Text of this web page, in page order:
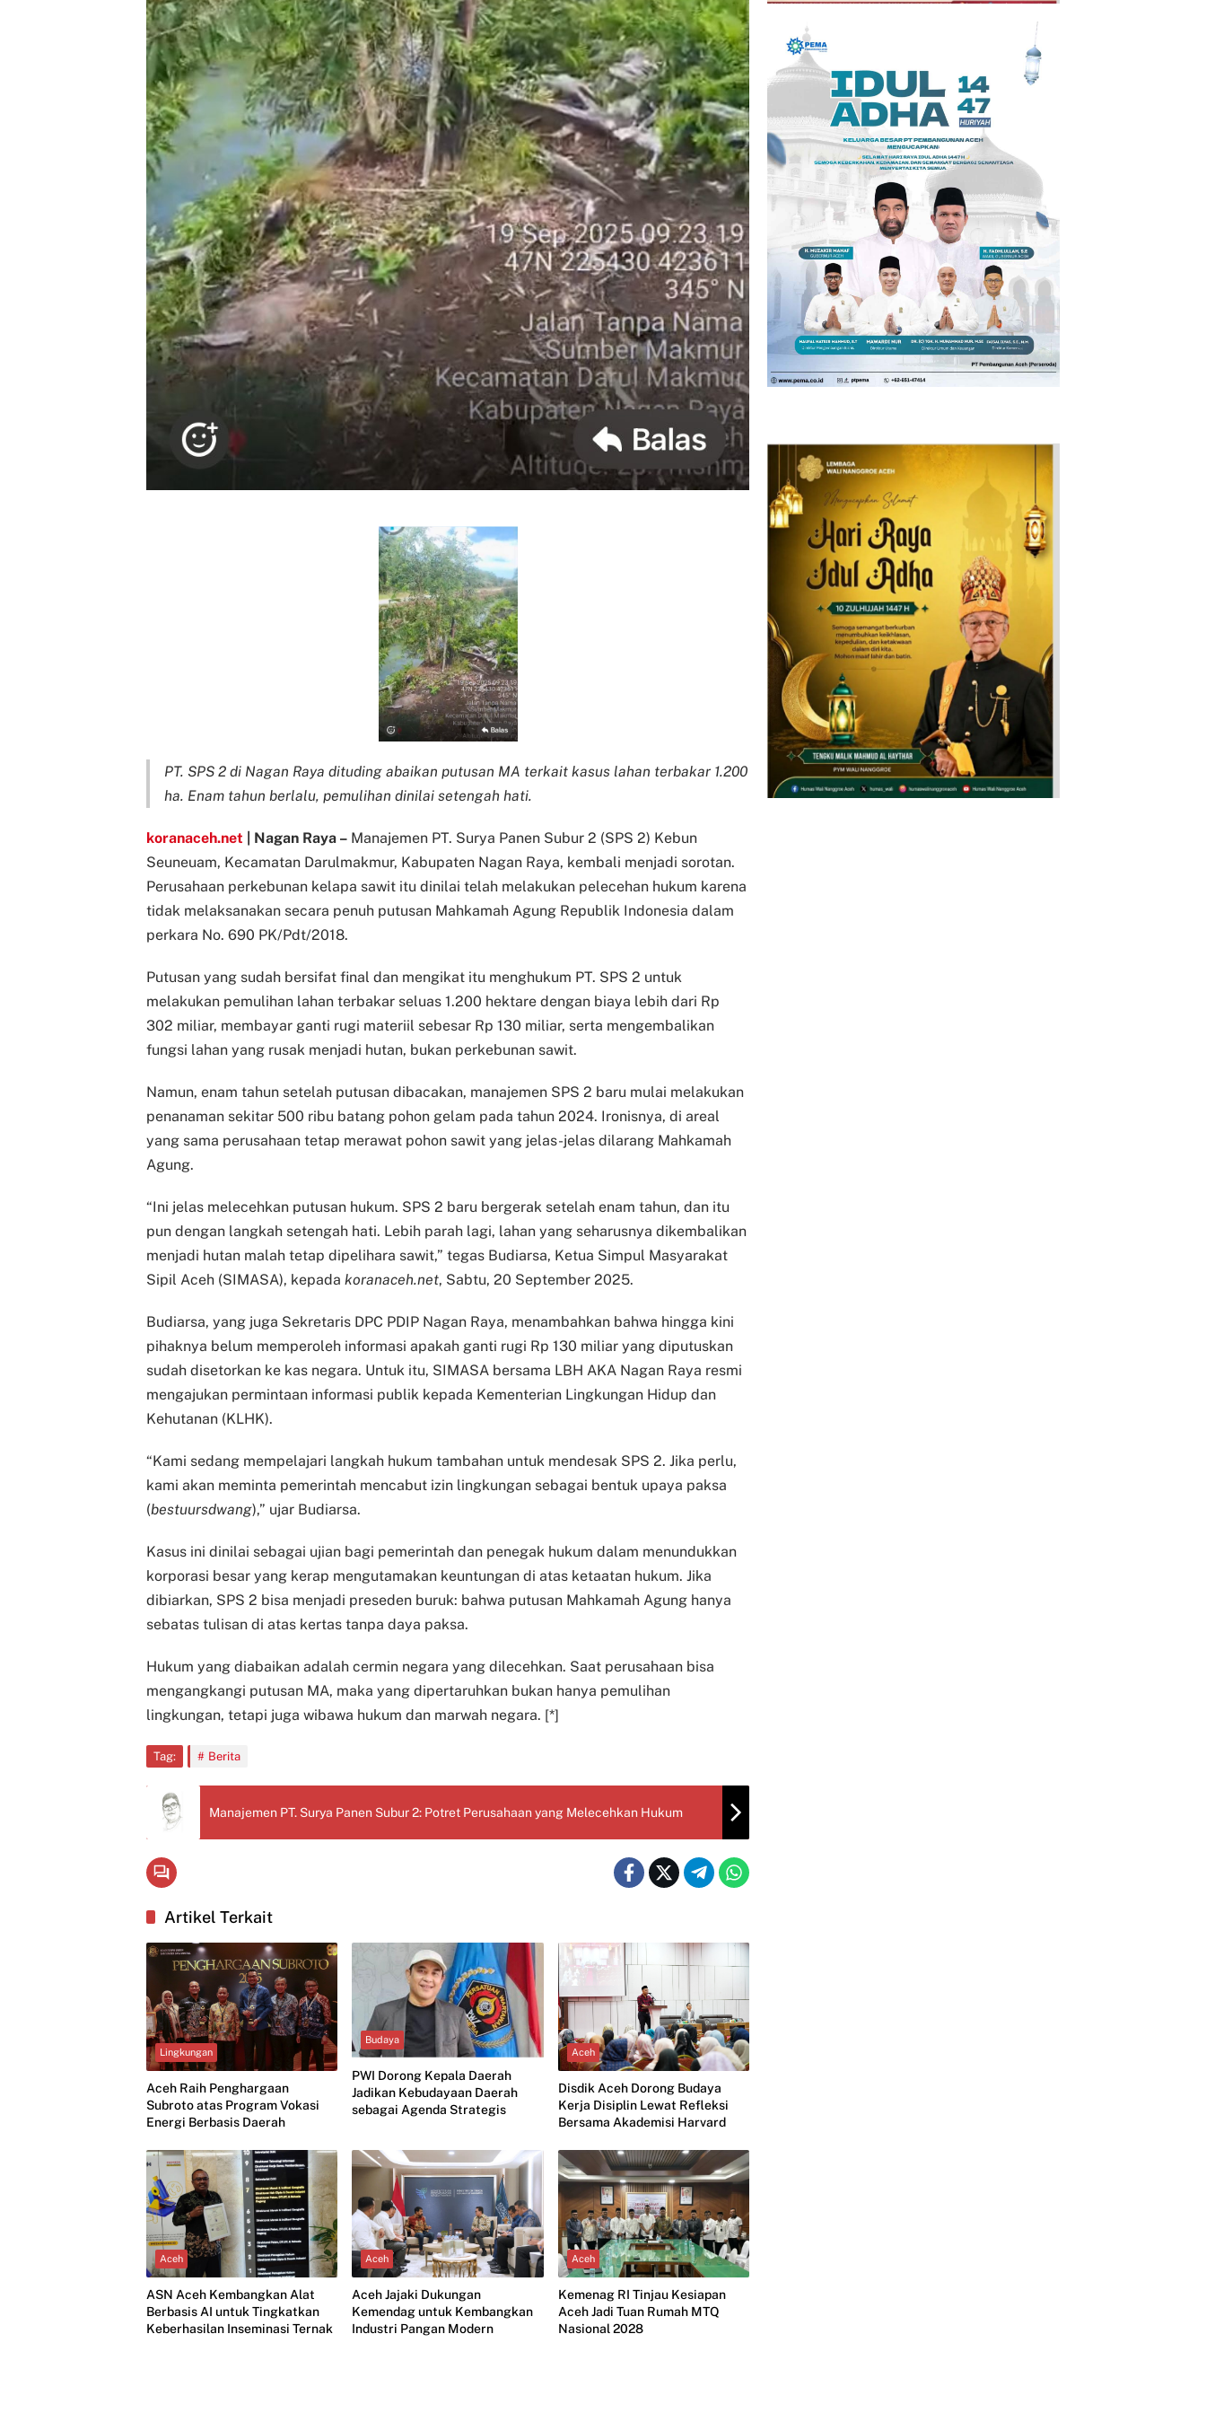
PT. SPS 2 di Nagan Raya dituding abaikan putusan MA terkait kasus lahan terbakar 1.200
ha. Enam tahun berlalu, pemulihan dinilai setengah hati.
koranaceh.net | Nagan Raya – Manajemen PT. Surya Panen Subur 2 (SPS 2) Kebun
Seuneuam, Kecamatan Darulmakmur, Kabupaten Nagan Raya, kembali menjadi sorotan.
Perusahaan perkebunan kelapa sawit itu dinilai telah melakukan pelecehan hukum karena
tidak melaksanakan secara penuh putusan Mahkamah Agung Republik Indonesia dalam
perkara No. 690 PK/Pdt/2018.
Putusan yang sudah bersifat final dan mengikat itu menghukum PT. SPS 2 untuk
melakukan pemulihan lahan terbakar seluas 1.200 hektare dengan biaya lebih dari Rp
302 miliar, membayar ganti rugi materiil sebesar Rp 130 miliar, serta mengembalikan
fungsi lahan yang rusak menjadi hutan, bukan perkebunan sawit.
Namun, enam tahun setelah putusan dibacakan, manajemen SPS 2 baru mulai melakukan
penanaman sekitar 500 ribu batang pohon gelam pada tahun 2024. Ironisnya, di areal
yang sama perusahaan tetap merawat pohon sawit yang jelas-jelas dilarang Mahkamah
Agung.
“Ini jelas melecehkan putusan hukum. SPS 2 baru bergerak setelah enam tahun, dan itu
pun dengan langkah setengah hati. Lebih parah lagi, lahan yang seharusnya dikembalikan
menjadi hutan malah tetap dipelihara sawit,” tegas Budiarsa, Ketua Simpul Masyarakat
Sipil Aceh (SIMASA), kepada koranaceh.net, Sabtu, 20 September 2025.
Budiarsa, yang juga Sekretaris DPC PDIP Nagan Raya, menambahkan bahwa hingga kini
pihaknya belum memperoleh informasi apakah ganti rugi Rp 130 miliar yang diputuskan
sudah disetorkan ke kas negara. Untuk itu, SIMASA bersama LBH AKA Nagan Raya resmi
mengajukan permintaan informasi publik kepada Kementerian Lingkungan Hidup dan
Kehutanan (KLHK).
“Kami sedang mempelajari langkah hukum tambahan untuk mendesak SPS 2. Jika perlu,
kami akan meminta pemerintah mencabut izin lingkungan sebagai bentuk upaya paksa
(bestuursdwang),” ujar Budiarsa.
Kasus ini dinilai sebagai ujian bagi pemerintah dan penegak hukum dalam menundukkan
korporasi besar yang kerap mengutamakan keuntungan di atas ketaatan hukum. Jika
dibiarkan, SPS 2 bisa menjadi preseden buruk: bahwa putusan Mahkamah Agung hanya
sebatas tulisan di atas kertas tanpa daya paksa.
Hukum yang diabaikan adalah cermin negara yang dilecehkan. Saat perusahaan bisa
mengangkangi putusan MA, maka yang dipertaruhkan bukan hanya pemulihan
lingkungan, tetapi juga wibawa hukum dan marwah negara. [*]
Tag: Berita
Manajemen PT. Surya Panen Subur 2: Potret Perusahaan yang Melecehkan Hukum
Artikel Terkait
Lingkungan
Aceh Raih Penghargaan
Subroto atas Program Vokasi
Energi Berbasis Daerah
Budaya
PWI Dorong Kepala Daerah
Jadikan Kebudayaan Daerah
sebagai Agenda Strategis
Aceh
Disdik Aceh Dorong Budaya
Kerja Disiplin Lewat Refleksi
Bersama Akademisi Harvard
Aceh
ASN Aceh Kembangkan Alat
Berbasis AI untuk Tingkatkan
Keberhasilan Inseminasi Ternak
Aceh
Aceh Jajaki Dukungan
Kemendag untuk Kembangkan
Industri Pangan Modern
Aceh
Kemenag RI Tinjau Kesiapan
Aceh Jadi Tuan Rumah MTQ
Nasional 2028